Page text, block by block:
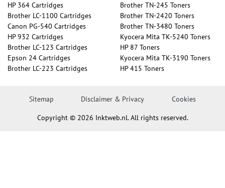
HP 364 Cartridges
Brother LC-1100 Cartridges
Canon PG-540 Cartridges
HP 932 Cartridges
Brother LC-123 Cartridges
Epson 24 Cartridges
Brother LC-223 Cartridges
Brother TN-245 Toners
Brother TN-2420 Toners
Brother TN-3480 Toners
Kyocera Mita TK-5240 Toners
HP 87 Toners
Kyocera Mita TK-3190 Toners
HP 415 Toners
Sitemap Disclaimer & Privacy Cookies
Copyright © 2026 Inktweb.nl. All rights reserved.